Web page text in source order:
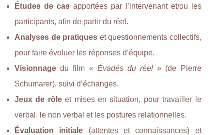
Études de casapportées par l’intervenant et/ou les
participants, afin de partir du réel.
Analyses de pratiques et questionnements collectifs,
pour faire évoluer les réponses d’équipe.
Visionnage du film « Évadés du réel » (de Pierre
Schumarer), suivi d’échanges.
Jeux de rôleet mises en situation, pour travailler le
verbal, le non verbal et les postures relationnelles.
Évaluation initiale (attentes et connaissances) et